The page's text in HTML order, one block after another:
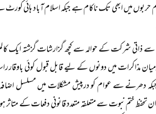
میں ابھی تک ناکام ہے جبکہ اسلام آباد ہائی
شرکت کے حوالہ سے کچھ گزارشات گزشتہ ایک کالم
مذاکرات میں دونوں کے لیے قابل قبول کوئی
دھرنے سے عوام کو درپیش مشکلات میں مسلسل
تحفظ ختم نبوت سے متعلقہ متعدد قانونی دفعات کے